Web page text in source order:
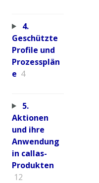
4.
Geschützte
Profile und
Prozessplän
e 4
5.
Aktionen
und ihre
Anwendung
in callas-
Produkten
12